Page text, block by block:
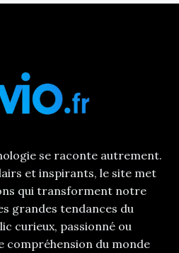
se raconte autrement.
et inspirants, le site met
qui transforment notre
grandes tendances du
curieux, passionné ou
compréhension du monde